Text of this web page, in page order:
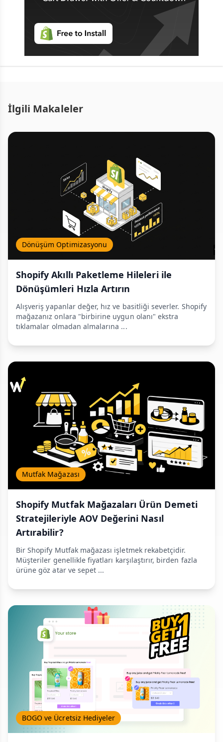
İlgili Makaleler
Dönüşüm Optimizasyonu
Shopify Akıllı Paketleme Hileleri ile
Dönüşümleri Hızla Artırın
Alışveriş yapanlar değer, hız ve basitliği severler. Shopify
mağazanız onlara "birbirine uygun olanı" ekstra
tıklamalar olmadan almalarına ...
Mutfak Mağazası
Shopify Mutfak Mağazaları Ürün Demeti
Stratejileriyle AOV Değerini Nasıl
Artırabilir?
Bir Shopify Mutfak mağazası işletmek rekabetçidir.
Müşteriler genellikle fiyatları karşılaştırır, birden fazla
ürüne göz atar ve sepet ...
BOGO ve Ücretsiz Hediyeler